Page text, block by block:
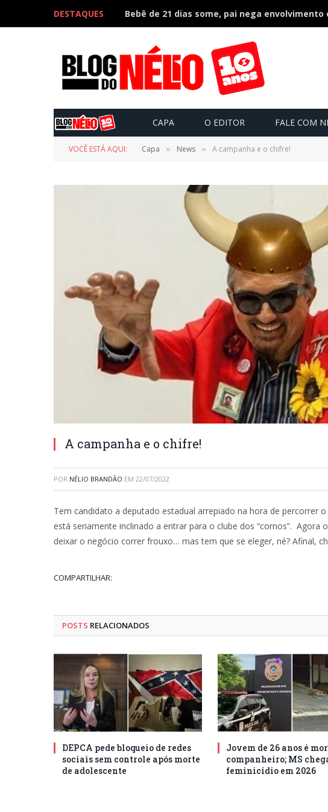
DESTAQUES
CAPA O EDITOR FALE COM
VOCÊ ESTÁ AQUI: Capa » News » A campanha e o chifre!
A campanha e o chifre!
POR NÉLIO BRANDÃO EM 22/07/2022
Tem candidato a deputado estadual arrepiado na hora de percorrer
está seriamente inclinado a entrar para o clube dos “cornos”. Agora
deixar o negócio correr frouxo… mas tem que se eleger, né? Afinal,
COMPARTILHAR:
POSTS RELACIONADOS
DEPCA pede bloqueio de redes
sociais sem controle após morte
de adolescente
Jovem de 26 anos é
companheiro; MS
feminicídio em 2026